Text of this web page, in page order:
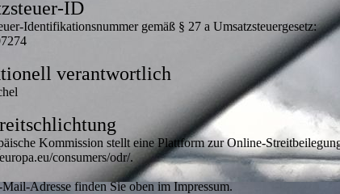
ID
Identifikationsnummer gemäß § 27 a Umsatzsteuergesetz:
verantwortlich
Kommission stellt eine Plattform zur Online-
consumers/odr/.
Adresse finden Sie oben im Impressum.